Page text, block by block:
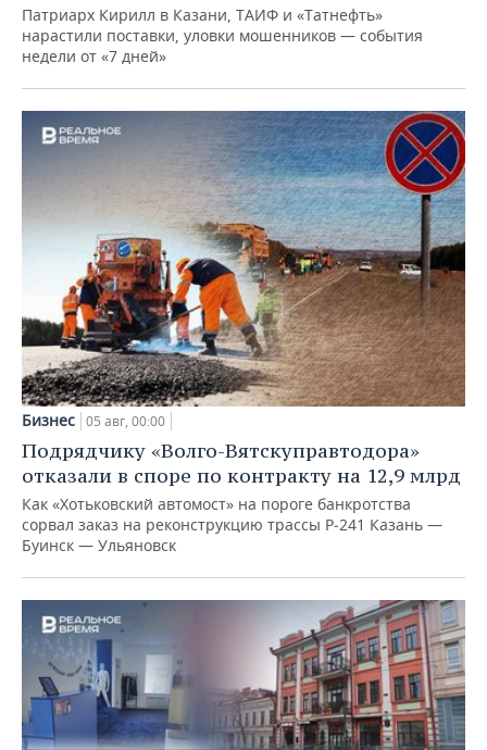
Патриарх Кирилл в Казани, ТАИФ и «Татнефть»
нарастили поставки, уловки мошенников — события
недели от «7 дней»
Бизнес 05 авг, 00:00
Подрядчику «Волго-Вятскуправтодора»
отказали в споре по контракту на 12,9 млрд
Как «Хотьковский автомост» на пороге банкротства
сорвал заказ на реконструкцию трассы Р‑241 Казань —
Буинск — Ульяновск